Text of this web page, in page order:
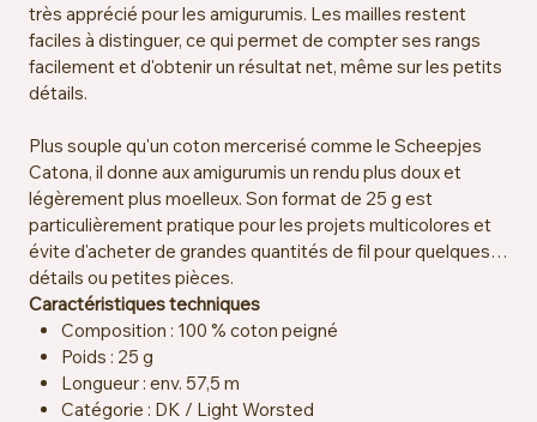
très apprécié pour les amigurumis. Les mailles restent
faciles à distinguer, ce qui permet de compter ses rangs
facilement et d'obtenir un résultat net, même sur les petits
détails.
Plus souple qu'un coton mercerisé comme le Scheepjes
Catona, il donne aux amigurumis un rendu plus doux et
légèrement plus moelleux. Son format de 25 g est
particulièrement pratique pour les projets multicolores et
évite d'acheter de grandes quantités de fil pour quelques
détails ou petites pièces.
Caractéristiques techniques
Composition : 100 % coton peigné
Poids : 25 g
Longueur : env. 57,5 m
Catégorie : DK / Light Worsted